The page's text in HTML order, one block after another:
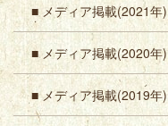
■ メディア掲載(2021年)
■ メディア掲載(2020年)
■ メディア掲載(2019年)